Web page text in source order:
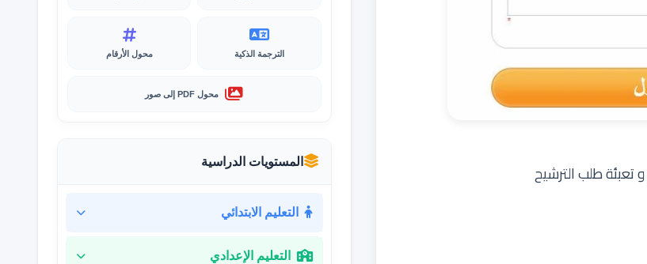
تعبئة طلب الترشيح
الترجمة الذكية محول الأرقام
محول PDF إلى صور
المستويات الدراسية
التعليم الابتدائي
التعليم الإعدادي